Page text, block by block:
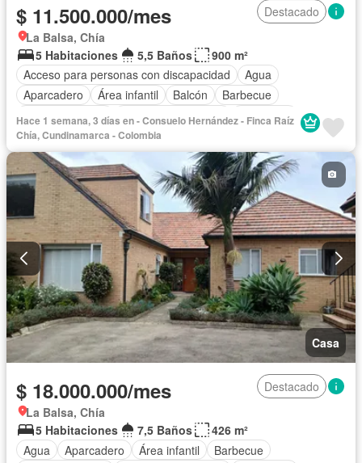
$ 11.500.000/mes
Destacado
La Balsa, Chía
5 Habitaciones
5,5 Baños
900 m²
Acceso para personas con discapacidad
Agua
Aparcadero
Área infantil Balcón
Barbecue
Cancha de tenis
Caseta de vigilancia
Chimenea
Cocina amoblada
Cocina integral
Cuarto de servicio
Depósito
Electricidad Estudio Gas natural
Gimnasio
Jardín
Patio Piscina Vigilante
Sauna
Seguridad privada
Tanque de agua
Terraza
Vista panorámica
Permite mascotas
Permite niños
Solo familias
Hace 1 semana, 3 días en - Consuelo Hernández - Finca Raíz
Chía, Cundinamarca - Colombia
Casa
$ 18.000.000/mes
Destacado
La Balsa, Chía
5 Habitaciones
7,5 Baños
426 m²
Agua
Aparcadero Área infantil
Barbecue